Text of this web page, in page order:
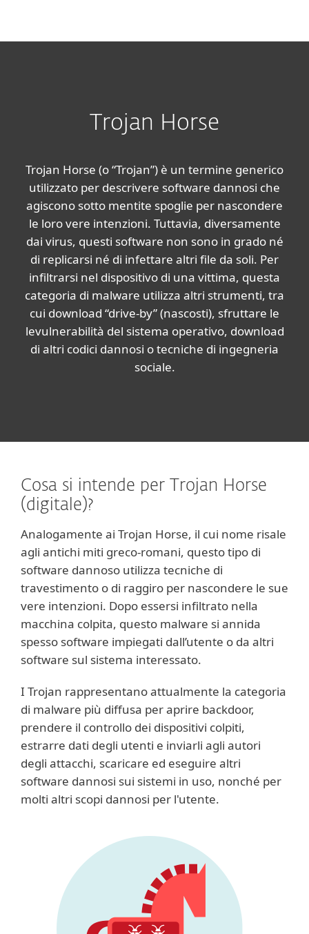
Trojan Horse
Trojan Horse (o “Trojan”) è un termine generico
utilizzato per descrivere software dannosi che
agiscono sotto mentite spoglie per nascondere
le loro vere intenzioni. Tuttavia, diversamente
dai virus, questi software non sono in grado né
di replicarsi né di infettare altri file da soli. Per
infiltrarsi nel dispositivo di una vittima, questa
categoria di malware utilizza altri strumenti, tra
cui download “drive-by” (nascosti), sfruttare le
levulnerabilità del sistema operativo, download
di altri codici dannosi o tecniche di ingegneria
sociale.
Cosa si intende per Trojan Horse
(digitale)?
Analogamente ai Trojan Horse, il cui nome risale
agli antichi miti greco-romani, questo tipo di
software dannoso utilizza tecniche di
travestimento o di raggiro per nascondere le sue
vere intenzioni. Dopo essersi infiltrato nella
macchina colpita, questo malware si annida
spesso software impiegati dall’utente o da altri
software sul sistema interessato.
I Trojan rappresentano attualmente la categoria
di malware più diffusa per aprire backdoor,
prendere il controllo dei dispositivi colpiti,
estrarre dati degli utenti e inviarli agli autori
degli attacchi, scaricare ed eseguire altri
software dannosi sui sistemi in uso, nonché per
molti altri scopi dannosi per l'utente.